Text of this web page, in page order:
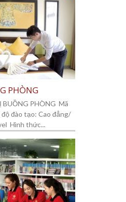
PHÒNG
BUỒNG PHÒNG Mã
đào tạo: Cao đẳng/
Hình thức...